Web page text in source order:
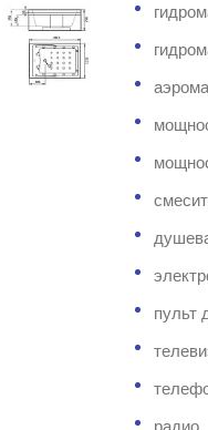
пульт
радио